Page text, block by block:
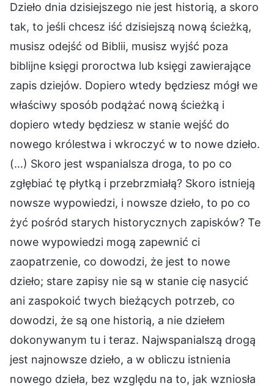
Dzieło dnia dzisiejszego nie jest historią, a skoro
tak, to jeśli chcesz iść dzisiejszą nową ścieżką,
musisz odejść od Biblii, musisz wyjść poza
biblijne księgi proroctwa lub księgi zawierające
zapis dziejów. Dopiero wtedy będziesz mógł we
właściwy sposób podążać nową ścieżką i
dopiero wtedy będziesz w stanie wejść do
nowego królestwa i wkroczyć w to nowe dzieło.
(…) Skoro jest wspanialsza droga, to po co
zgłębiać tę płytką i przebrzmiałą? Skoro istnieją
nowsze wypowiedzi, i nowsze dzieło, to po co
żyć pośród starych historycznych zapisków? Te
nowe wypowiedzi mogą zapewnić ci
zaopatrzenie, co dowodzi, że jest to nowe
dzieło; stare zapisy nie są w stanie cię nasycić
ani zaspokoić twych bieżących potrzeb, co
dowodzi, że są one historią, a nie dziełem
dokonywanym tu i teraz. Najwspanialszą drogą
jest najnowsze dzieło, a w obliczu istnienia
nowego dzieła, bez względu na to, jak wzniosła